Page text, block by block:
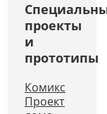
проекты
и
прототипы
Комикс
Проект